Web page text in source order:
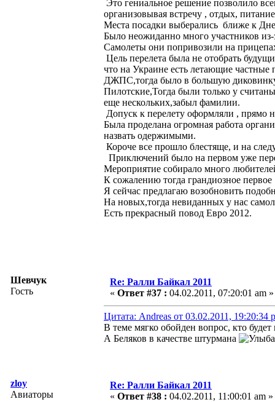
Это гениальное решение позволило
организовывая встречу , отдых,
Места посадки выберались ближе к
Было неожиданно много участников
Самолеты они попривозили на
Цель перелета была не отобрать
что на Украине есть летающие частные
ДЖПС,тогда было в большую
Пилотские,Тогда были только у
еще нескольких,забыл фамилии.
Допуск к перелету оформляли , прямо
Была проделана огромная работа
назвать одержимыми.
Короче все прошло блестяще, и на
Приключений было на первом уже
Мероприятие собирало много
К сожалению тогда грандиозное
Я сейчас предлагаю возобновить
На новых,тогда невиданных у нас
Есть прекрасный повод Евро 2012.
Шевчук
Гость
Re: Ралли Байкал 2011
« Ответ #37 : 04.02.2011, 07:20:01 am »
Цитата: Andreas от 03.02.2011, 19:20:34
В теме мягко обойден вопрос, кто
А Беляков в качестве штурмана
zloy
Авиаторы
Re: Ралли Байкал 2011
« Ответ #38 : 04.02.2011, 11:00:01 am »